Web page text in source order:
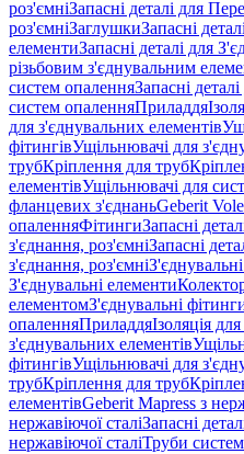
роз'ємніЗапасні деталі для
роз'ємніЗаглушкиЗапасні
елементиЗапасні деталі для
різьбовим з'єднувальним
систем опаленняЗапасні
систем опаленняПриладдя
для з'єднувальних елементів
фітингівУщільнювачі для
трубКріплення для труб
елементівУщільнювачі для
фланцевих з'єднаньGeberit
опаленняФітингиЗапасні
з'єднання, роз'ємніЗапасні
з'єднання, роз'ємні
З'єднувальні елементи
елементомЗ'єднувальні
опаленняПриладдяІзоляція
з'єднувальних елементів
фітингівУщільнювачі для
трубКріплення для труб
елементівGeberit Mapress з
нержавіючої сталіЗапасні
нержавіючої сталіТруби